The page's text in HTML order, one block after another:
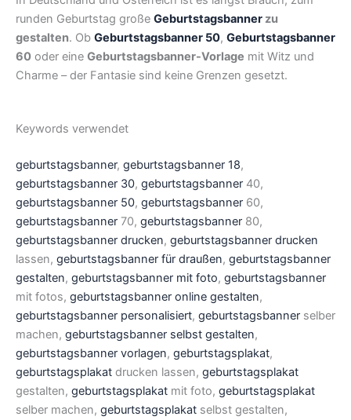
runden Geburtstag große Geburtstagsbanner zu
gestalten. Ob Geburtstagsbanner 50, Geburtstagsbanner
60 oder eine Geburtstagsbanner-Vorlage mit Witz und
Charme – der Fantasie sind keine Grenzen gesetzt.
Keywords verwendet
geburtstagsbanner, geburtstagsbanner 18,
geburtstagsbanner 30, geburtstagsbanner 40,
geburtstagsbanner 50, geburtstagsbanner 60,
geburtstagsbanner 70, geburtstagsbanner 80,
geburtstagsbanner drucken, geburtstagsbanner drucken
lassen, geburtstagsbanner für draußen, geburtstagsbanner
gestalten, geburtstagsbanner mit foto, geburtstagsbanner
mit fotos, geburtstagsbanner online gestalten,
geburtstagsbanner personalisiert, geburtstagsbanner selber
machen, geburtstagsbanner selbst gestalten,
geburtstagsbanner vorlagen, geburtstagsplakat,
geburtstagsplakat drucken lassen, geburtstagsplakat
gestalten, geburtstagsplakat mit foto, geburtstagsplakat
selber machen, geburtstagsplakat selbst gestalten,